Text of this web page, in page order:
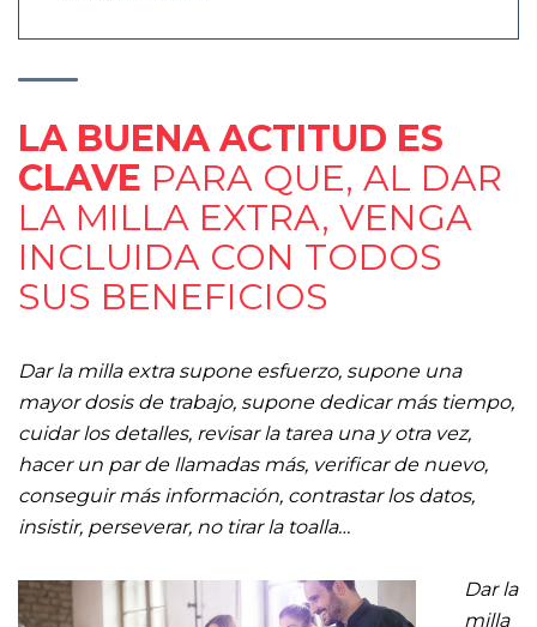
LA BUENA ACTITUD ES
CLAVE PARA QUE, AL DAR
LA MILLA EXTRA, VENGA
INCLUIDA CON TODOS
SUS BENEFICIOS
Dar la milla extra supone esfuerzo, supone una
mayor dosis de trabajo, supone dedicar más tiempo,
cuidar los detalles, revisar la tarea una y otra vez,
hacer un par de llamadas más, verificar de nuevo,
conseguir más información, contrastar los datos,
insistir, perseverar, no tirar la toalla…
Dar la
milla